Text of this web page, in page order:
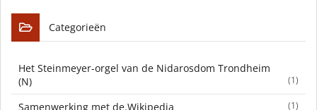
Categorieën
Het Steinmeyer-orgel van de Nidarosdom Trondheim
(N)
(1)
Samenwerking met de.Wikipedia (1)